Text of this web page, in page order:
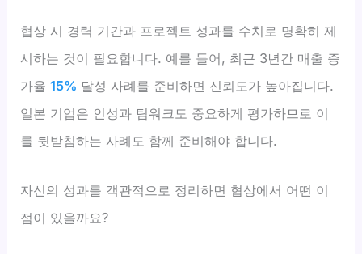
협상 시 경력 기간과 프로젝트 성과를 수치로 명확히 제
시하는 것이 필요합니다. 예를 들어, 최근 3년간 매출 증
가율15% 달성 사례를 준비하면 신뢰도가 높아집니다.
일본 기업은 인성과 팀워크도 중요하게 평가하므로 이
를 뒷받침하는 사례도 함께 준비해야 합니다.
자신의 성과를 객관적으로 정리하면 협상에서 어떤 이
점이 있을까요?